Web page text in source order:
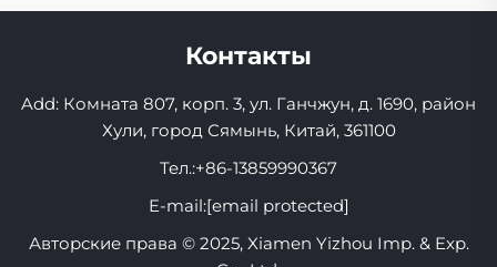
Контакты
Add: Комната 807, корп. 3, ул. Ганчжун, д. 1690, район
Хули, город Сямынь, Китай, 361100
Тел.:+86-13859990367
E-mail:[email protected]
Авторские права © 2025, Xiamen Yizhou Imp. & Exp.